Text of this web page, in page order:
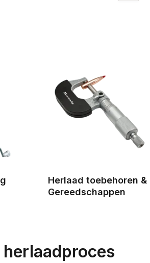
Herlaad toebehoren &
Gereedschappen